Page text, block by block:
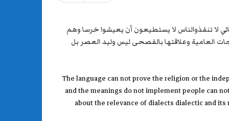
لا تنفذوالناس لا يستطيعون أن يعيشوا خرسا وهم
العامية وعلاقتها بالفصحى ليس وليد العصر بل
The language can not prove the religion or the
and the meanings do not implement people can
about the relevance of dialects dialectic and